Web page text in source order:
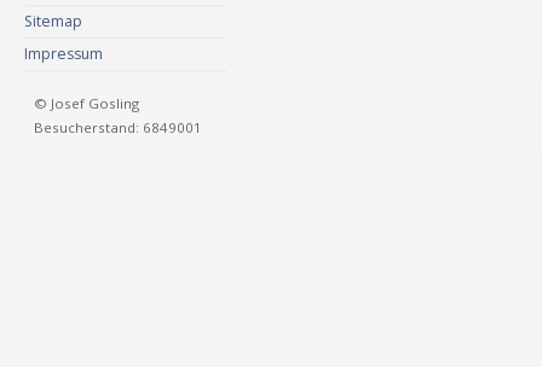
Sitemap
Impressum
© Josef Gosling
Besucherstand: 6849001